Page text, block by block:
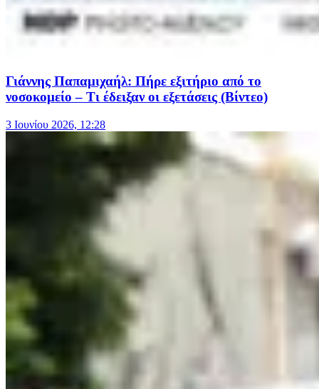
Γιάννης Παπαμιχαήλ: Πήρε εξιτήριο από το
νοσοκομείο – Τι έδειξαν οι εξετάσεις (Βίντεο)
3 Ιουνίου 2026, 12:28